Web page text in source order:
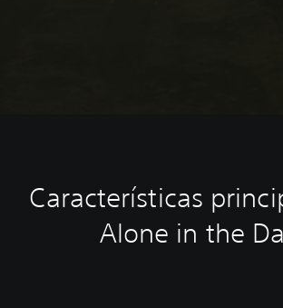
Características
Alone in the